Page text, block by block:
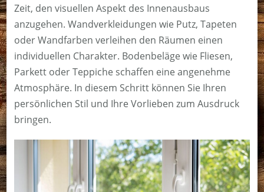
Zeit, den visuellen Aspekt des Innenausbaus
anzugehen. Wandverkleidungen wie Putz, Tapeten
oder Wandfarben verleihen den Räumen einen
individuellen Charakter. Bodenbeläge wie Fliesen,
Parkett oder Teppiche schaffen eine angenehme
Atmosphäre. In diesem Schritt können Sie Ihren
persönlichen Stil und Ihre Vorlieben zum Ausdruck
bringen.